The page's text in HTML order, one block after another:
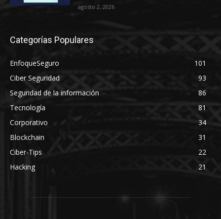
agosto 2, 2026
Categorías Populares
EnfoqueSeguro
101
Ciber Seguridad
93
Seguridad de la información
86
Tecnología
81
Corporativo
34
Blockchain
31
Ciber-Tips
22
Hacking
21